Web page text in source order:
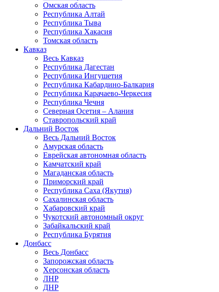
Омская область
Республика Алтай
Республика Тыва
Республика Хакасия
Томская область
Кавказ
Весь Кавказ
Республика Дагестан
Республика Ингушетия
Республика Кабардино-Балкария
Республика Карачаево-Черкесия
Республика Чечня
Северная Осетия – Алания
Ставропольский край
Дальний Восток
Весь Дальний Восток
Амурская область
Еврейская автономная область
Камчатский край
Магаданская область
Приморский край
Республика Саха (Якутия)
Сахалинская область
Хабаровский край
Чукотский автономный округ
Забайкальский край
Республика Бурятия
Донбасс
Весь Донбасс
Запорожская область
Херсонская область
ЛНР
ДНР